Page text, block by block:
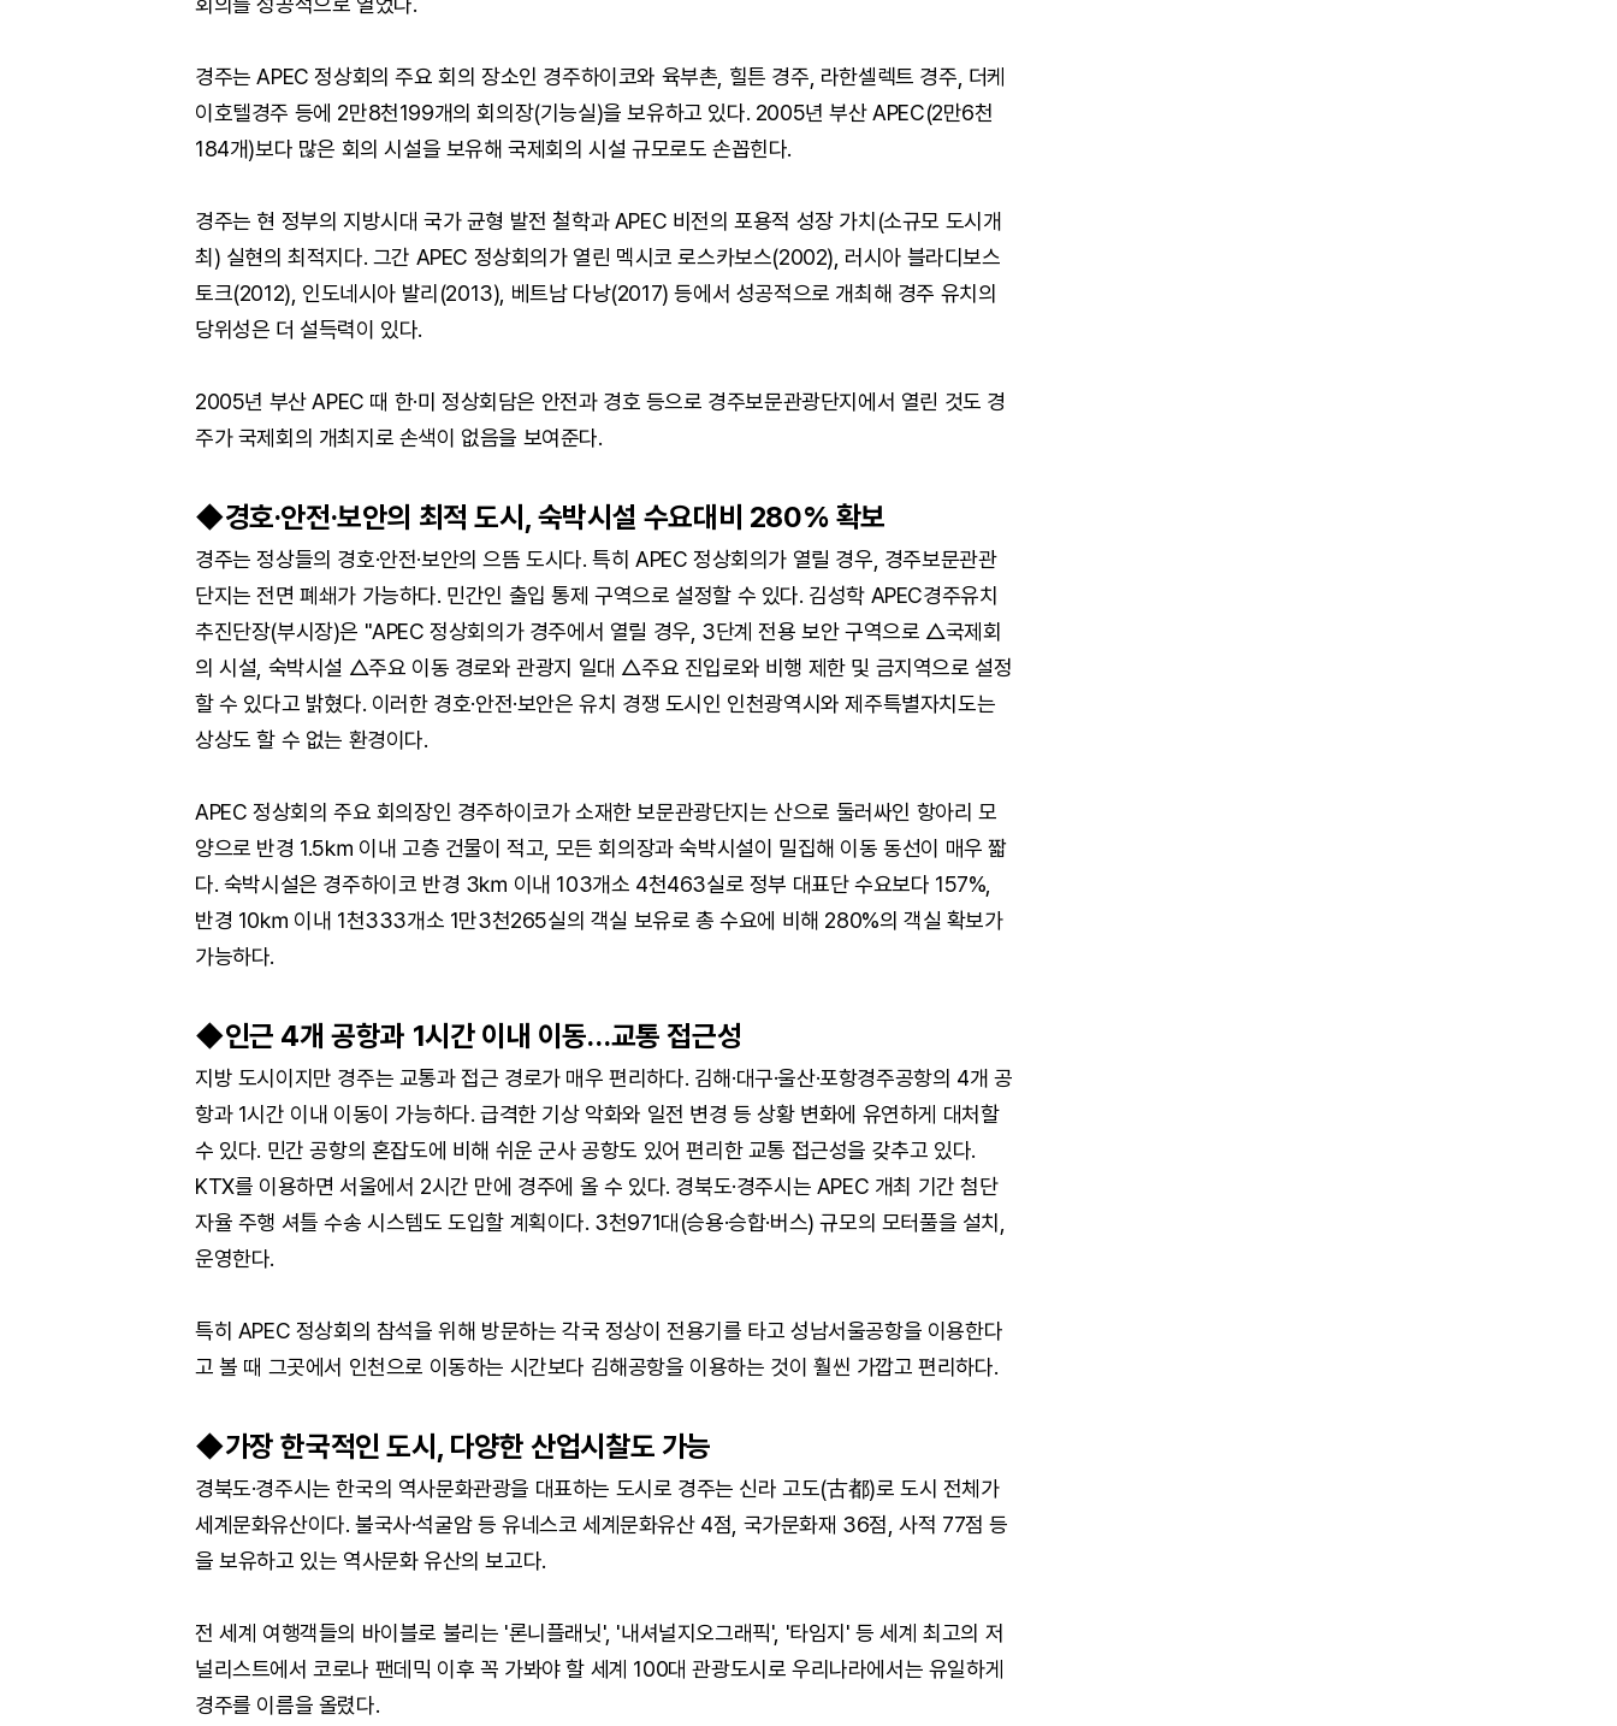
경주는 APEC 정상회의 주요 회의 장소인 경주하이코와 육부촌, 힐튼 경주, 라한셀렉트 경주, 더케
이호텔경주 등에 2만8천199개의 회의장(기능실)을 보유하고 있다. 2005년 부산 APEC(2만6천
184개)보다 많은 회의 시설을 보유해 국제회의 시설 규모로도 손꼽힌다.
경주는 현 정부의 지방시대 국가 균형 발전 철학과 APEC 비전의 포용적 성장 가치(소규모 도시개
최) 실현의 최적지다. 그간 APEC 정상회의가 열린 멕시코 로스카보스(2002), 러시아 블라디보스
토크(2012), 인도네시아 발리(2013), 베트남 다낭(2017) 등에서 성공적으로 개최해 경주 유치의
당위성은 더 설득력이 있다.
2005년 부산 APEC 때 한·미 정상회담은 안전과 경호 등으로 경주보문관광단지에서 열린 것도 경
주가 국제회의 개최지로 손색이 없음을 보여준다.
◆경호·안전·보안의 최적 도시, 숙박시설 수요대비 280% 확보
경주는 정상들의 경호·안전·보안의 으뜸 도시다. 특히 APEC 정상회의가 열릴 경우, 경주보문관관
단지는 전면 폐쇄가 가능하다. 민간인 출입 통제 구역으로 설정할 수 있다. 김성학 APEC경주유치
추진단장(부시장)은 "APEC 정상회의가 경주에서 열릴 경우, 3단계 전용 보안 구역으로 △국제회
의 시설, 숙박시설 △주요 이동 경로와 관광지 일대 △주요 진입로와 비행 제한 및 금지역으로 설정
할 수 있다고 밝혔다. 이러한 경호·안전·보안은 유치 경쟁 도시인 인천광역시와 제주특별자치도는
상상도 할 수 없는 환경이다.
APEC 정상회의 주요 회의장인 경주하이코가 소재한 보문관광단지는 산으로 둘러싸인 항아리 모
양으로 반경 1.5㎞ 이내 고층 건물이 적고, 모든 회의장과 숙박시설이 밀집해 이동 동선이 매우 짧
다. 숙박시설은 경주하이코 반경 3㎞ 이내 103개소 4천463실로 정부 대표단 수요보다 157%,
반경 10㎞ 이내 1천333개소 1만3천265실의 객실 보유로 총 수요에 비해 280%의 객실 확보가
가능하다.
◆인근 4개 공항과 1시간 이내 이동…교통 접근성
지방 도시이지만 경주는 교통과 접근 경로가 매우 편리하다. 김해·대구·울산·포항경주공항의 4개 공
항과 1시간 이내 이동이 가능하다. 급격한 기상 악화와 일전 변경 등 상황 변화에 유연하게 대처할
수 있다. 민간 공항의 혼잡도에 비해 쉬운 군사 공항도 있어 편리한 교통 접근성을 갖추고 있다.
KTX를 이용하면 서울에서 2시간 만에 경주에 올 수 있다. 경북도·경주시는 APEC 개최 기간 첨단
자율 주행 셔틀 수송 시스템도 도입할 계획이다. 3천971대(승용·승합·버스) 규모의 모터풀을 설치,
운영한다.
특히 APEC 정상회의 참석을 위해 방문하는 각국 정상이 전용기를 타고 성남서울공항을 이용한다
고 볼 때 그곳에서 인천으로 이동하는 시간보다 김해공항을 이용하는 것이 훨씬 가깝고 편리하다.
◆가장 한국적인 도시, 다양한 산업시찰도 가능
경북도·경주시는 한국의 역사문화관광을 대표하는 도시로 경주는 신라 고도(古都)로 도시 전체가
세계문화유산이다. 불국사·석굴암 등 유네스코 세계문화유산 4점, 국가문화재 36점, 사적 77점 등
을 보유하고 있는 역사문화 유산의 보고다.
전 세계 여행객들의 바이블로 불리는 '론니플래닛', '내셔널지오그래픽', '타임지' 등 세계 최고의 저
널리스트에서 코로나 팬데믹 이후 꼭 가봐야 할 세계 100대 관광도시로 우리나라에서는 유일하게
경주를 이름을 올렸다.